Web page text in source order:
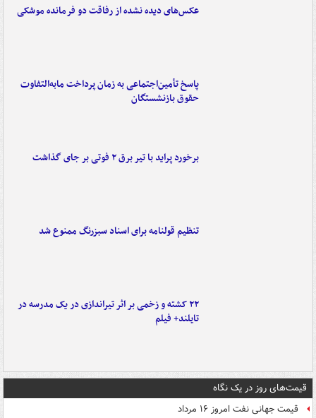
عکس‌های دیده نشده از رفاقت دو فرمانده‌ موشکی
پاسخ تأمین‌اجتماعی به زمان پرداخت مابه‌التفاوت
حقوق بازنشستگان
برخورد پراید با تیر برق ۲ فوتی بر جای گذاشت
تنظیم قولنامه برای اسناد سبزرنگ ممنوع شد
۲۲ کشته و زخمی بر اثر تیراندازی در یک مدرسه در
تایلند+ فیلم
قیمت‌های روز در یک نگاه
قیمت جهانی نفت امروز ۱۶ مرداد